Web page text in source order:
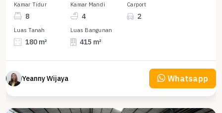
Kamar Tidur
8
Kamar Mandi
4
Carport
2
Luas Tanah
180 m²
Luas Bangunan
415 m²
Yeanny Wijaya Whatsapp